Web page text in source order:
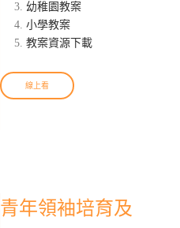
幼稚園教案
小學教案
教案資源下載
線上看
青年領袖培育及